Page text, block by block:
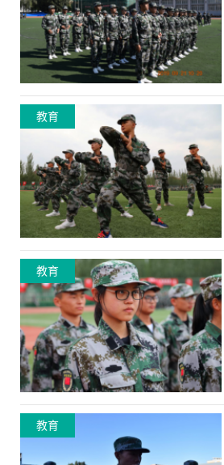
教育
教育
教育